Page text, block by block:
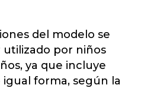
del modelo se
utilizado por niños
ya que incluye
igual forma, según la